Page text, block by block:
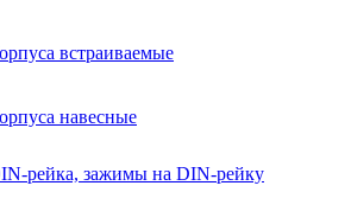
встраиваемые
навесные
рейка, зажимы на DIN-рейку